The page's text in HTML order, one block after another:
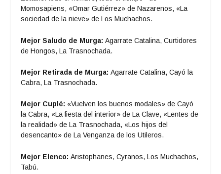
Momosapiens, «Omar Gutiérrez» de Nazarenos, «La
sociedad de la nieve» de Los Muchachos.
Mejor Saludo de Murga:Agarrate Catalina, Curtidores
de Hongos, La Trasnochada.
Mejor Retirada de Murga: Agarrate Catalina, Cayó la
Cabra, La Trasnochada.
Mejor Cuplé: «Vuelven los buenos modales» de Cayó
la Cabra, «La fiesta del interior» de La Clave, «Lentes de
la realidad» de La Trasnochada, «Los hijos del
desencanto» de La Venganza de los Utileros.
Mejor Elenco: Aristophanes, Cyranos, Los Muchachos,
Tabú.